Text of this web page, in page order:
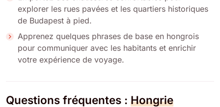
explorer les rues pavées et les quartiers historiques
de Budapest à pied.
Apprenez quelques phrases de base en hongrois
pour communiquer avec les habitants et enrichir
votre expérience de voyage.
Questions fréquentes : Hongrie